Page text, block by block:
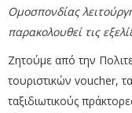
Ομοσπονδίας
παρακολουθεί τις
Ζητούμε από την
τουριστικών voucher,
ταξιδιωτικούς